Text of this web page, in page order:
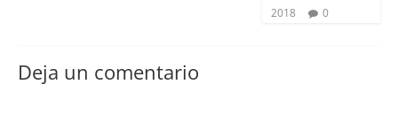
2018
0
Deja un comentario